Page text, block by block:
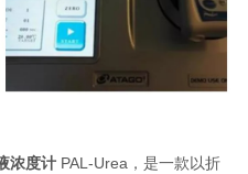
浓度计 PAL-Urea ，是一款以折